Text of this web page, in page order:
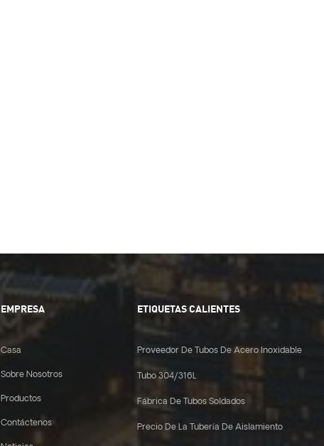
EMPRESA
Casa
Sobre Nosotros
Productos
Contáctenos
ETIQUETAS CALIENTES
Proveedor De Tubos De Acero Inoxidable
Tubo 304/316L
Fábrica De Tubos Soldados
Precio De La Tubería De Aislamiento